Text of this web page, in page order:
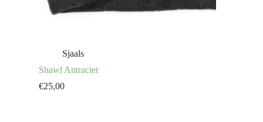
Sjaals
Shawl Antraciet
€25,00